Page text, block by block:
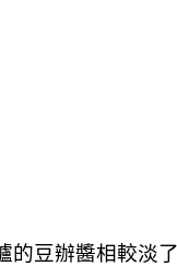
的豆辦醬相較淡